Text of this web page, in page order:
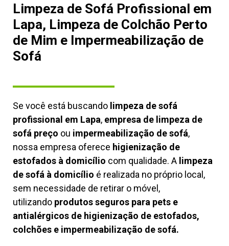
Limpeza de Sofá Profissional em
Lapa, Limpeza de Colchão Perto
de Mim e Impermeabilização de
Sofá
Se você está buscando limpeza de sofá
profissional em Lapa, empresa de limpeza de
sofá preço ou impermeabilização de sofá,
nossa empresa oferece higienização de
estofados à domicílio com qualidade. A limpeza
de sofá à domicílio é realizada no próprio local,
sem necessidade de retirar o móvel,
utilizando produtos seguros para pets e
antialérgicos de higienização de estofados,
colchões e impermeabilização de sofá.